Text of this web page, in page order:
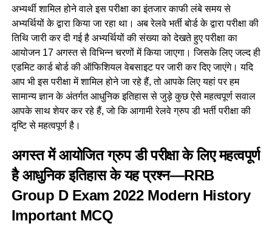
अभ्यर्थी शामिल होने वाले इस परीक्षा का इंतजार काफी लंबे समय से
अभ्यर्थियों के द्वारा किया जा रहा था। अब रेलवे भर्ती बोर्ड के द्वारा परीक्षा की
तिथि जारी कर दी गई है अभ्यर्थियों की संख्या को देखते हुए परीक्षा का
आयोजन 17 अगस्त से विभिन्न चरणों में किया जाएगा। जिसके लिए जल्द ही
एडमिट कार्ड बोर्ड की ऑफिशियल वेबसाइट पर जारी कर दिए जाएंगे। यदि
आप भी इस परीक्षा में शामिल होने जा रहे हैं, तो आपके लिए यहां पर हम
सामान्य ज्ञान के अंतर्गत आधुनिक इतिहास से जुड़े कुछ ऐसे महत्वपूर्ण सवाल
आपके साथ शेयर कर रहे हैं, जो कि आगामी रेलवे ग्रुप डी भर्ती परीक्षा की
दृष्टि से महत्वपूर्ण है।
अगस्त में आयोजित ग्रुप डी परीक्षा के लिए महत्वपूर्ण
है आधुनिक इतिहास के यह प्रश्न—RRB
Group D Exam 2022 Modern History
Important MCQ